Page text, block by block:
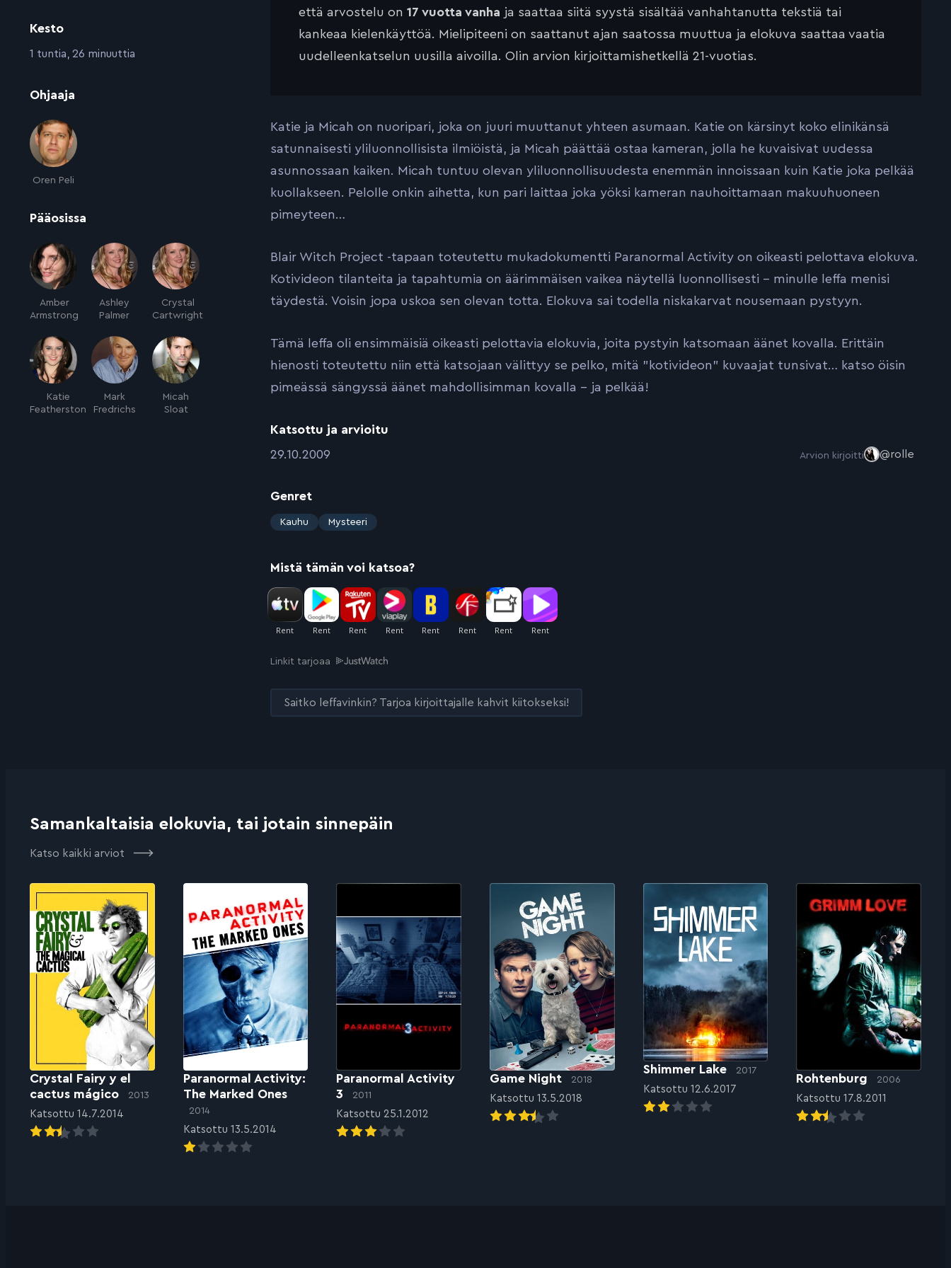
Kesto
:1 tuntia, 26 minuuttia
Ohjaaja
Oren Peli
Pääosissa
Amber
Armstrong
Ashley
Palmer
Crystal
Cartwright
Katie
Featherston
Mark
Fredrichs
Micah
Sloat
että arvostelu on 17 vuotta vanha ja saattaa siitä syystä sisältää vanhahtanutta tekstiä tai
kankeaa kielenkäyttöä. Mielipiteeni on saattanut ajan saatossa muuttua ja elokuva saattaa vaatia
uudelleenkatselun uusilla aivoilla. Olin arvion kirjoittamishetkellä 21-vuotias.
Katie ja Micah on nuoripari, joka on juuri muuttanut yhteen asumaan. Katie on kärsinyt koko elinikänsä
satunnaisesti yliluonnollisista ilmiöistä, ja Micah päättää ostaa kameran, jolla he kuvaisivat uudessa
asunnossaan kaiken. Micah tuntuu olevan yliluonnollisuudesta enemmän innoissaan kuin Katie joka pelkää
kuollakseen. Pelolle onkin aihetta, kun pari laittaa joka yöksi kameran nauhoittamaan makuuhuoneen
pimeyteen…
Blair Witch Project -tapaan toteutettu mukadokumentti Paranormal Activity on oikeasti pelottava elokuva.
Kotivideon tilanteita ja tapahtumia on äärimmäisen vaikea näytellä luonnollisesti – minulle leffa menisi
täydestä. Voisin jopa uskoa sen olevan totta. Elokuva sai todella niskakarvat nousemaan pystyyn.
Tämä leffa oli ensimmäisiä oikeasti pelottavia elokuvia, joita pystyin katsomaan äänet kovalla. Erittäin
hienosti toteutettu niin että katsojaan välittyy se pelko, mitä ”kotivideon” kuvaajat tunsivat… katso öisin
pimeässä sängyssä äänet mahdollisimman kovalla – ja pelkää!
Katsottu ja arvioitu
:29.10.2009 Arvion kirjoitti @rolle
Genret
:
Kauhu Mysteeri
Mistä tämän voi katsoa?
Linkit tarjoaa
Saitko leffavinkin? Tarjoa kirjoittajalle kahvit kiitokseksi!
Samankaltaisia elokuvia, tai jotain sinnepäin
Katso kaikki arviot
Crystal Fairy y el
cactus mágico
2013
Katsottu 14.7.2014
Paranormal Activity:
The Marked Ones
2014
Katsottu 13.5.2014
Paranormal Activity
3
2011
Katsottu 25.1.2012
Game Night 2018
Katsottu 13.5.2018
Shimmer Lake 2017
Katsottu 12.6.2017
Rohtenburg 2006
Katsottu 17.8.2011